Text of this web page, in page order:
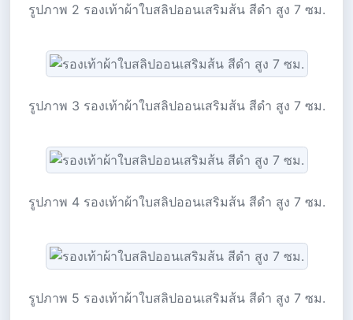
รูปภาพ 2 รองเท้าผ้าใบสลิปออนเสริมส้น สีดำ สูง 7 ซม.
รูปภาพ 3 รองเท้าผ้าใบสลิปออนเสริมส้น สีดำ สูง 7 ซม.
รูปภาพ 4 รองเท้าผ้าใบสลิปออนเสริมส้น สีดำ สูง 7 ซม.
รูปภาพ 5 รองเท้าผ้าใบสลิปออนเสริมส้น สีดำ สูง 7 ซม.